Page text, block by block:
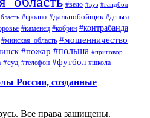
#вело #вуз #гандбол
#гродно #дальнобойщик #деньга
#каменец #кобрин #контрабанда
#минская_область #мошенничество
#пожар #польша #приговор
#суд #телефон #футбол #школа
России, созданные
Все права защищены.